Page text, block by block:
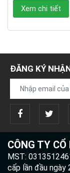
Xem chi tiết
ĐĂNG KÝ
CÔNG TY
MST:
cấp lần đầu